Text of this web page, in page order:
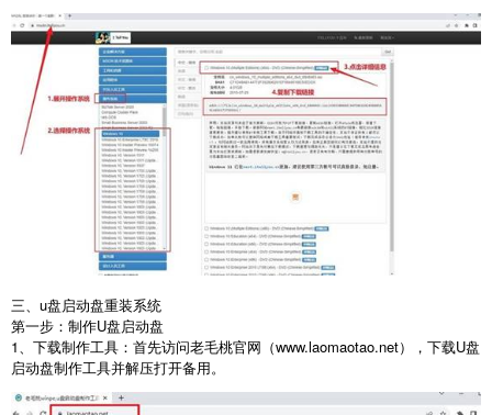
三、u盘启动盘重装系统
第一步：制作U盘启动盘
1、下载制作工具：首先访问老毛桃官网（www.laomaotao.net），下载U盘
启动盘制作工具并解压打开备用。